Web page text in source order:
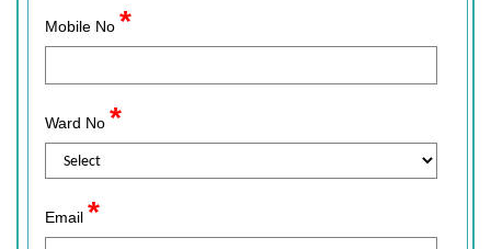
Mobile No *
Ward No *
Email *